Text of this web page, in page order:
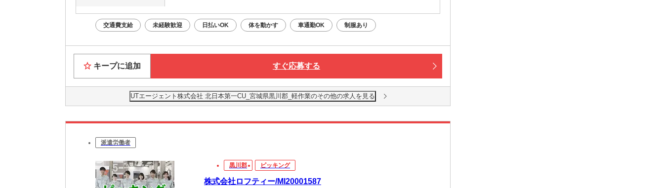
交通費支給 未経験歓迎 日払いOK 体を動かす 車通勤OK 制服あり
キープに追加 すぐ応募する
UTエージェント株式会社 北日本第一CU_宮城県黒川郡_軽作業のその他の求人を見る
派遣労働者
黒川郡 ピッキング
株式会社ロフティー/MI20001587